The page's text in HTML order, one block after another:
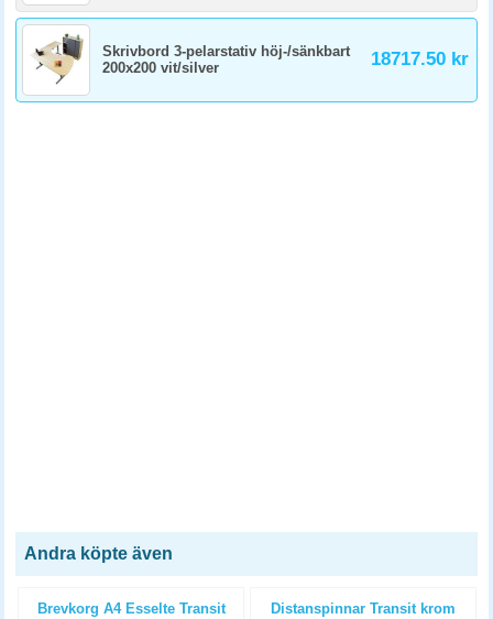
Skrivbord 3-pelarstativ höj-/sänkbart
200x200 vit/silver
18717.50 kr
Andra köpte även
Brevkorg A4 Esselte Transit
Distanspinnar Transit krom